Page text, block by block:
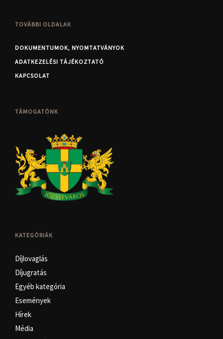
TOVÁBBI OLDALAK
DOKUMENTUMOK, NYOMTATVÁNYOK
ADATKEZELÉSI TÁJÉKOZTATÓ
KAPCSOLAT
TÁMOGATÓNK
KATEGÓRIÁK
Díjlovaglás
Díjugratás
Egyéb kategória
Események
Hírek
Média